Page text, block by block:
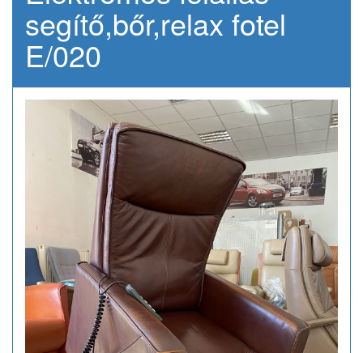
segítő,bőr,relax fotel
E/020